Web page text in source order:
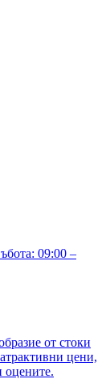
09:00 –
от стоки
цени,
оцените.